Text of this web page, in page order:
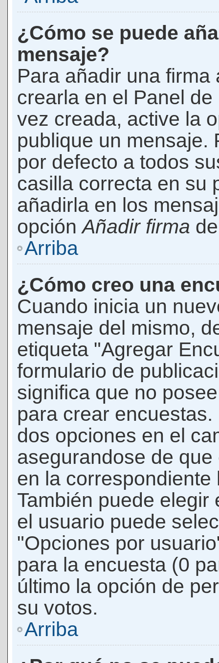
¿Cómo se puede
mensaje?
Para añadir una
crearla en el Panel
vez creada, active la
publique un mensaje.
por defecto a todos
casilla correcta en su
añadirla en los
opciónAñadir firma
Arriba
¿Cómo creo una
Cuando inicia un
mensaje del mismo,
etiqueta "Agregar
formulario de
significa que no
para crear
dos opciones en el
asegurandose de
en la
También puede
el usuario puede
"Opciones por
para la encuesta (0
último la opción de
su votos.
Arriba